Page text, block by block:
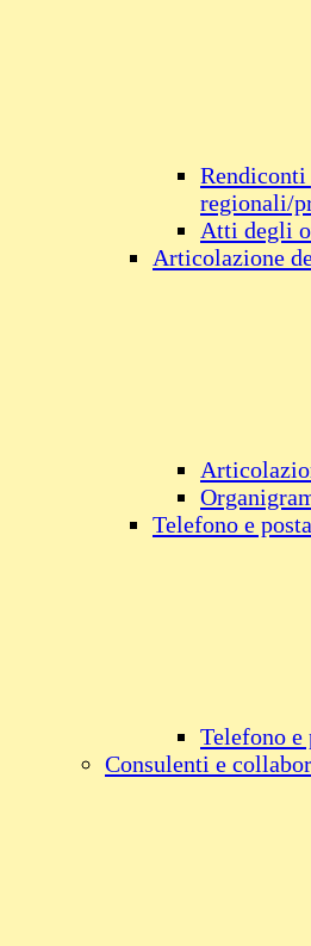
regionali/
Atti degli
Articolazione
Telefono e
Telefono e
Consulenti e